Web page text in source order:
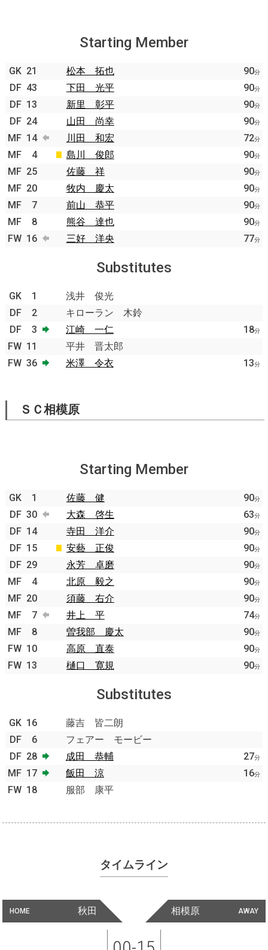
Starting Member
GK 21 松本 拓也 90分
DF 43 下田 光平 90分
DF 13 新里 彰平 90分
DF 24 山田 尚幸 90分
MF 14 川田 和宏 72分
MF 4 島川 俊郎 90分
MF 25 佐藤 祥 90分
MF 20 牧内 慶太 90分
MF 7 前山 恭平 90分
MF 8 熊谷 達也 90分
FW 16 三好 洋央 77分
Substitutes
GK 1
浅井 俊光
DF
2
キローラン 木鈴
DF
3 江崎 一仁 18分
FW 11
平井 晋太郎
FW 36 米澤 令衣 13分
ＳＣ相模原
Starting Member
GK 1 佐藤 健 90分
DF 30 大森 啓生 63分
DF 14 寺田 洋介 90分
DF 15 安藝 正俊 90分
DF 29 永芳 卓磨 90分
MF 4 北原 毅之 90分
MF 20 須藤 右介 90分
MF 7 井上 平 74分
MF 8 曽我部 慶太 90分
FW 10 高原 直泰 90分
FW 13 樋口 寛規 90分
Substitutes
GK 16
藤吉 皆二朗
DF
6
フェアー モービー
DF 28 成田 恭輔 27分
MF 17 飯田 涼 16分
FW 18 服部 康平
タイムライン
HOME 秋田 AWAY
相模原